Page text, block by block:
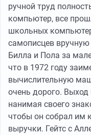
ручной труд
компьютер, все
школьных
самописцев
Билла и Пола за
что в 1972 году
вычислительную
очень дорого. Выход
нанимая своего
чтобы он собрал им
выручки. Гейтс с